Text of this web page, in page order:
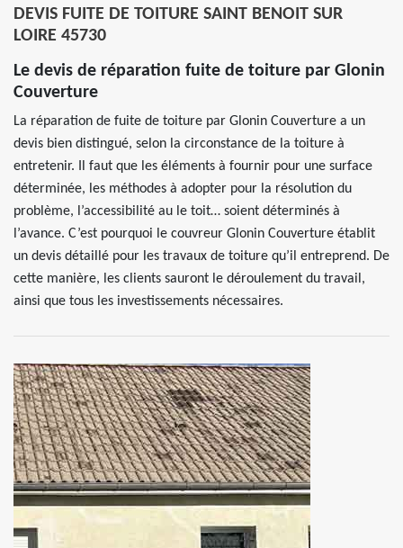
DEVIS FUITE DE TOITURE SAINT BENOIT SUR
LOIRE 45730
Le devis de réparation fuite de toiture par Glonin
Couverture
La réparation de fuite de toiture par Glonin Couverture a un
devis bien distingué, selon la circonstance de la toiture à
entretenir. Il faut que les éléments à fournir pour une surface
déterminée, les méthodes à adopter pour la résolution du
problème, l’accessibilité au le toit… soient déterminés à
l’avance. C’est pourquoi le couvreur Glonin Couverture établit
un devis détaillé pour les travaux de toiture qu’il entreprend. De
cette manière, les clients sauront le déroulement du travail,
ainsi que tous les investissements nécessaires.